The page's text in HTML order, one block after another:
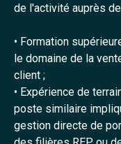
de l'activité auprès
• Formation
le domaine de la
client ;
• Expérience de
poste similaire
gestion directe de